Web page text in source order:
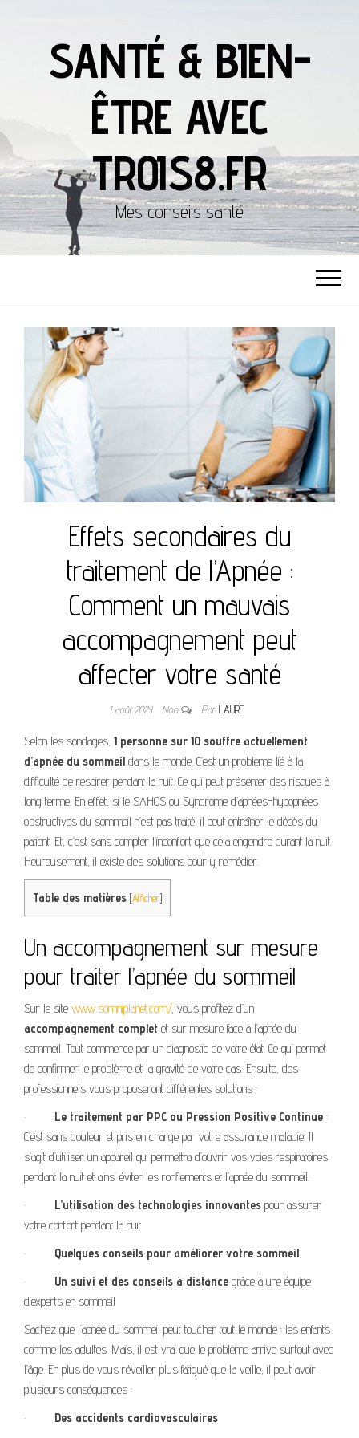
SANTÉ & BIEN-
ÊTRE AVEC
TROIS8.FR
Mes conseils santé
Effets secondaires du
traitement de l’Apnée :
Comment un mauvais
accompagnement peut
affecter votre santé
1 août 2024 Non ParLAURE
Selon les sondages, 1 personne sur 10 souffre actuellement
d’apnée du sommeil dans le monde. C’est un problème lié à la
difficulté de respirer pendant la nuit. Ce qui peut présenter des risques à
long terme. En effet, si le SAHOS ou Syndrome d’apnées-hypopnées
obstructives du sommeil n’est pas traité, il peut entraîner le décès du
patient. Et, c’est sans compter l’inconfort que cela engendre durant la nuit.
Heureusement, il existe des solutions pour y remédier.
Table des matières [Afficher]
Un accompagnement sur mesure
pour traiter l’apnée du sommeil
Sur le site www.somniplanet.com/, vous profitez d’un
accompagnement complet et sur mesure face à l’apnée du
sommeil. Tout commence par un diagnostic de votre état. Ce qui permet
de confirmer le problème et la gravité de votre cas. Ensuite, des
professionnels vous proposeront différentes solutions :
·
Le traitement par PPC ou Pression Positive Continue :
C’est sans douleur et pris en charge par votre assurance maladie. Il
s’agit d’utiliser un appareil qui permettra d’ouvrir vos voies respiratoires
pendant la nuit et ainsi éviter les ronflements et l’apnée du sommeil.
·
L’utilisation des technologies innovantes pour assurer
votre confort pendant la nuit
·
Quelques conseils pour améliorer votre sommeil
·
Un suivi et des conseils à distance grâce à une équipe
d’experts en sommeil
Sachez que l’apnée du sommeil peut toucher tout le monde : les enfants
comme les adultes. Mais, il est vrai que le problème arrive surtout avec
l’âge. En plus de vous réveiller plus fatigué que la veille, il peut avoir
plusieurs conséquences :
·
Des accidents cardiovasculaires